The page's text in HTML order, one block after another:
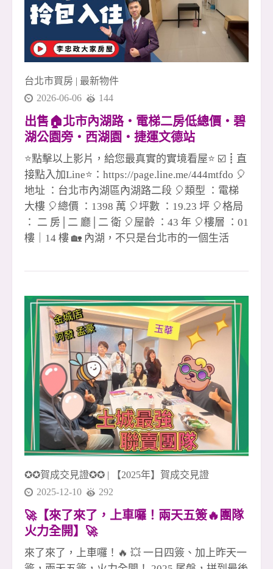
台北市買房 | 最新物件
2026-06-06
144
出售🏠北市內湖路・電梯二房低總價・碧
湖公園旁・西湖園・捷運文德站
☎️0933739959⭐李忠政大家房屋⭐#房地產#
買房#土城金城武#房仲
⭐點擊以上影片，給您最真實的實境看屋⭐ ☑️┋直
接點入加Line⭐：https://page.line.me/444mtfdo 🎈
地址 ：台北市內湖區內湖路二段 🎈類型 ：電梯
大樓 🎈總價 ：1398 萬 🎈坪數 ：19.23 坪 🎈格局
： 二 房│二 廳│二 衛 🎈屋齡 ：43 年 🎈樓層 ：01
樓｜14 樓 🏡 內湖，不只是台北市的一個生活
天出門，沿著內湖碧湖公園周邊散步，眼前是綠
日常就能擁有接近自然的放鬆感。 早晨可以在湖
畔慢慢走一圈，感受清新的空氣與安靜的住宅氛
圍；傍晚下班回家，也能用一段散步的時間，把
白天的忙碌慢慢放下 🚶&zwj;♂️☕ 對許多人來說，
這樣的生活，不只是買一間房子，而是買下一種
更舒服的生活節奏。 📍 生活機能方面，周邊有文
德路、內湖路二段商圈，日常採買、餐飲、小
吃、咖啡、超商、診所等需求都能輕鬆滿足 🛒🍜
☕ 從住家出發，距離捷運文德站約850公尺，步
行約12分鐘可達 🚇 不貼近捷運站的喧囂，卻保有
通勤
✪✪賀成交見證✪✪ |
【2025年】賀成交見證
2025-12-10
292
🚀【來了來了，上車囉！兩天五簽🔥團隊
火力全開】🚀
來了來了，上車囉！🔥 💥 一日四簽、加上昨天一